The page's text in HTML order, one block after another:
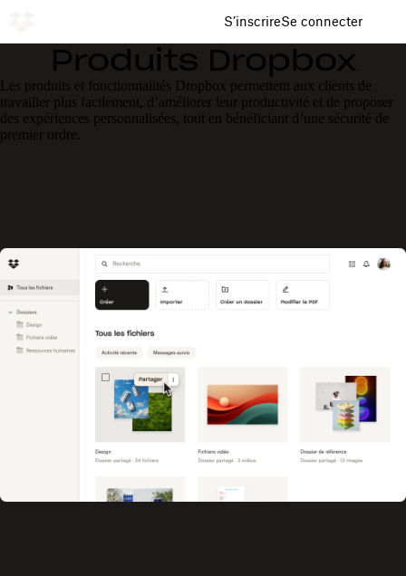
S’inscrireSe connecter
Produits Dropbox
Les produits et fonctionnalités Dropbox permettent aux clients de
travailler plus facilement, d’améliorer leur productivité et de proposer
des expériences personnalisées, tout en bénéficiant d’une sécurité de
premier ordre.